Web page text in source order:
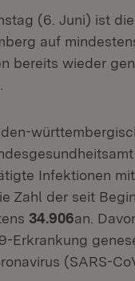
(6. Juni) ist
auf
bereits wieder
Infektionen
Zahl der seit
34.906an.
Erkrankung
(SARS-